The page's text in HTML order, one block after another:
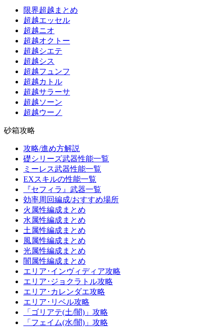
限界超越まとめ
超越エッセル
超越ニオ
超越オクトー
超越シエテ
超越シス
超越フュンフ
超越カトル
超越サラーサ
超越ソーン
超越ウーノ
砂箱攻略
攻略/進め方解説
礎シリーズ武器性能一覧
ミーレス武器性能一覧
EXスキルの性能一覧
『セフィラ』武器一覧
効率周回編成/おすすめ場所
火属性編成まとめ
水属性編成まとめ
土属性編成まとめ
風属性編成まとめ
光属性編成まとめ
闇属性編成まとめ
エリア･インヴィディア攻略
エリア･ジョクラトル攻略
エリア･カレンダエ攻略
エリア･リベル攻略
「ゴリアテ(土/闇)」攻略
「フェイム(水/闇)」攻略